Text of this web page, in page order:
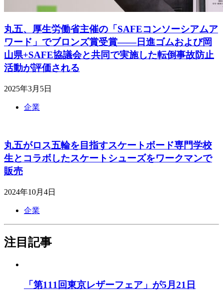
丸五、厚生労働省主催の「SAFEコンソーシアムア
ワード」でブロンズ賞受賞――日進ゴムおよび岡
山県+SAFE協議会と共同で実施した転倒事故防止
活動が評価される
2025年3月5日
企業
丸五がロス五輪を目指すスケートボード専門学校
生とコラボしたスケートシューズをワークマンで
販売
2024年10月4日
企業
注目記事
「第111回東京レザーフェア」が5月21日